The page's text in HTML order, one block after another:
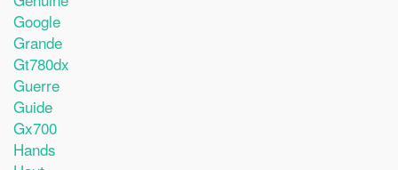
Google
Grande
Gt780dx
Guerre
Guide
Gx700
Hands